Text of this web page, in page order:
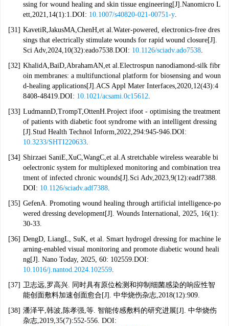
ssing for wound healing and skin tissue engineering[J].Nanomicro L
ett,2021,14(1):1.DOI: 10.1007/s40820-021-00751-y.
[31] KavetiR,JakusMA,ChenH,et al.Water-powered, electronics-free dres
sings that electrically stimulate wounds for rapid wound closure[J].
Sci Adv,2024,10(32):eado7538.DOI: 10.1126/sciadv.ado7538.
[32] KhalidA,BaiD,AbrahamAN,et al.Electrospun nanodiamond-silk fibr
oin membranes: a multifunctional platform for biosensing and woun
d-healing applications[J].ACS Appl Mater Interfaces,2020,12(43):4
8408-48419.DOI: 10.1021/acsami.0c15612.
[33] LudmannD,TrompT,OttenH.Project ifoot - optimising the treatment
of patients with diabetic foot syndrome with an intelligent dressing
[J].Stud Health Technol Inform,2022,294:945-946.DOI:
10.3233/SHTI220633.
[34] Shirzaei SaniE,XuC,WangC,et al.A stretchable wireless wearable bi
oelectronic system for multiplexed monitoring and combination trea
tment of infected chronic wounds[J].Sci Adv,2023,9(12):eadf7388.
DOI: 10.1126/sciadv.adf7388.
[35] GefenA. Promoting wound healing through artificial intelligence-po
wered dressing development[J]. Wounds International, 2025, 16(1):
30-33.
[36] DengD, LiangL, SuK, et al. Smart hydrogel dressing for machine le
arning-enabled visual monitoring and promote diabetic wound heali
ng[J]. Nano Today, 2025, 60: 102559.DOI:
10.1016/j.nantod.2024.102559.
[37] 卫志远,罗高兴. 同时具有原位检测和抑制细菌感染的响应性智
能创面敷料加速创面愈合[J]. 中华烧伤杂志,2018(12):909.
[38] 潘泽平,韩波,陈孝强,等. 智能传感敷料的研究进展[J]. 中华烧伤
杂志,2019,35(7):552-556. DOI: